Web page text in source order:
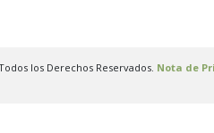
los Derechos Reservados. Nota de